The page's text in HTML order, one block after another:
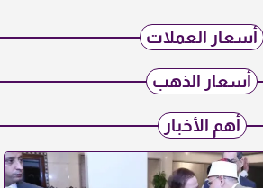
أسعار العملات
أسعار الذهب
أهم الأخبار